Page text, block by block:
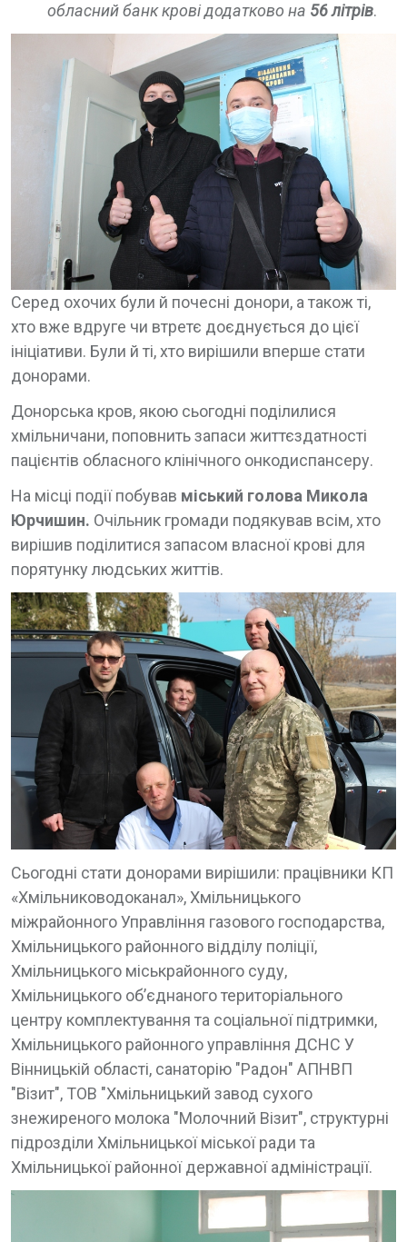
обласний банк крові додатково на 56 літрів.
Серед охочих були й почесні донори, а також ті,
хто вже вдруге чи втретє доєднується до цієї
ініціативи. Були й ті, хто вирішили вперше стати
донорами.
Донорська кров, якою сьогодні поділилися
хмільничани, поповнить запаси життєздатності
пацієнтів обласного клінічного онкодиспансеру.
На місці події побував міський голова Микола
Юрчишин. Очільник громади подякував всім, хто
вирішив поділитися запасом власної крові для
порятунку людських життів.
Сьогодні стати донорами вирішили: працівники КП
«Хмільниководоканал», Хмільницького
міжрайонного Управління газового господарства,
Хмільницького районного відділу поліції,
Хмільницького міськрайонного суду,
Хмільницького об’єднаного територіального
центру комплектування та соціальної підтримки,
Хмільницького районного управління ДСНС У
Вінницькій області, санаторію "Радон" АПНВП
"Візит", ТОВ "Хмільницький завод сухого
знежиреного молока "Молочний Візит", структурні
підрозділи Хмільницької міської ради та
Хмільницької районної державної адміністрації.